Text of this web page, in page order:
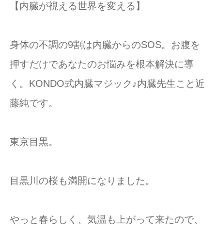
【内臓が視える世界を変える】
身体の不調の9割は内臓からのSOS。お腹を
押すだけであなたのお悩みを根本解決に導
く。KONDO式内臓マジック♪内臓先生こと近
藤純です。
東京目黒。
目黒川の桜も満開になりました。
やっと春らしく、気温も上がって来たので、
サロンのご案内
お問合せ